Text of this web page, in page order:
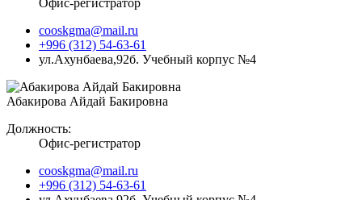
Офис-регистратор
cooskgma@mail.ru
+996 (312) 54-63-61
ул.Ахунбаева,92б. Учебный корпус №4
Абакирова Айдай Бакировна
Должность:
Офис-регистратор
cooskgma@mail.ru
+996 (312) 54-63-61